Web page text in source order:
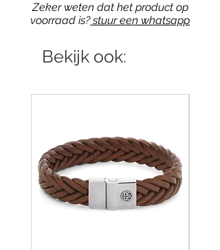
Zeker weten dat het product op
voorraad is?stuur een whatsapp
Bekijk ook: